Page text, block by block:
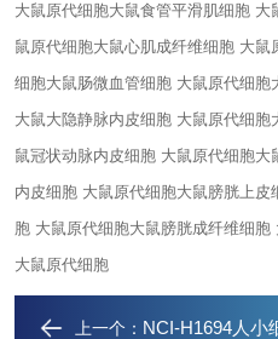
大鼠原代细胞大鼠食管平滑肌细胞 大
鼠原代细胞大鼠心肌成纤维细胞 大鼠
细胞大鼠肠微血管细胞 大鼠原代细胞
大鼠大隐静脉内皮细胞 大鼠原代细胞
鼠冠状动脉内皮细胞 大鼠原代细胞大
内皮细胞 大鼠原代细胞大鼠膀胱上皮
胞 大鼠原代细胞大鼠膀胱成纤维细胞
大鼠原代细胞
上一个： NCI-H1694人小